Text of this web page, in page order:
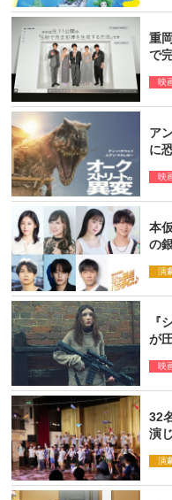
重
で
映
ア
に
解映
本
の
演
『
が
と映
32
演
ト演